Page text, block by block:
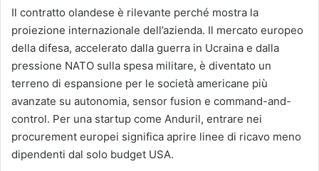
Il contratto olandese è rilevante perché mostra la
proiezione internazionale dell’azienda. Il mercato europeo
della difesa, accelerato dalla guerra in Ucraina e dalla
pressione NATO sulla spesa militare, è diventato un
terreno di espansione per le società americane più
avanzate su autonomia, sensor fusion e command-and-
control. Per una startup come Anduril, entrare nei
procurement europei significa aprire linee di ricavo meno
dipendenti dal solo budget USA.